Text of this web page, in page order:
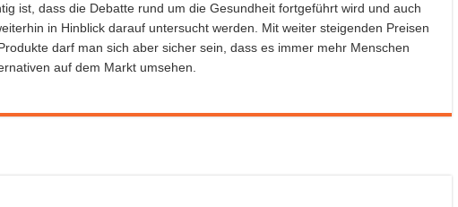
ist, dass die Debatte rund um die Gesundheit fortgeführt wird und auch
in Hinblick darauf untersucht werden. Mit weiter steigenden Preisen
darf man sich aber sicher sein, dass es immer mehr Menschen
auf dem Markt umsehen.